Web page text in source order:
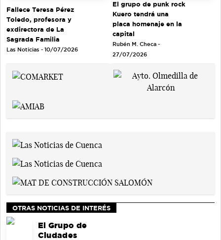
Fallece Teresa Pérez
Toledo, profesora y
exdirectora de La
Sagrada Familia
Las Noticias - 10/07/2026
El grupo de punk rock
Kuero tendrá una
placa homenaje en la
capital
Rubén M. Checa -
27/07/2026
OTRAS NOTICIAS DE INTERÉS
El Grupo de
Ciudades